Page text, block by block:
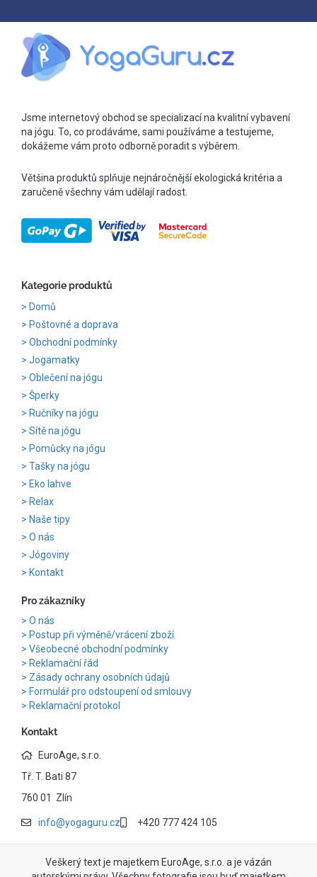
Jsme internetový obchod se specializací na kvalitní vybavení
na jógu. To, co prodáváme, sami používáme a testujeme,
dokážeme vám proto odborně poradit s výběrem.
Většina produktů splňuje nejnáročnější ekologická kritéria a
zaručeně všechny vám udělají radost.
Kategorie produktů
Domů
Poštovné a doprava
Obchodní podmínky
Jogamatky
Oblečení na jógu
Šperky
Ručníky na jógu
Sítě na jógu
Pomůcky na jógu
Tašky na jógu
Eko lahve
Relax
Naše tipy
O nás
Jógoviny
Kontakt
Pro zákazníky
O nás
Postup při výměně/vrácení zboží
Všeobecné obchodní podmínky
Reklamační řád
Zásady ochrany osobních údajů
Formulář pro odstoupení od smlouvy
Reklamační protokol
Kontakt
EuroAge, s.r.o.
Tř. T. Bati 87
760 01 Zlín
info@yogaguru.cz +420 777 424 105
Veškerý text je majetkem EuroAge, s.r.o. a je vázán